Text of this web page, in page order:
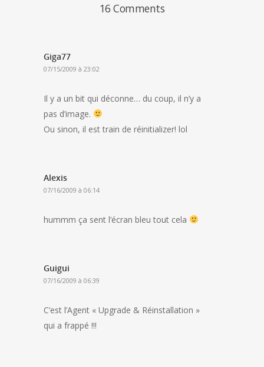
16 Comments
Giga77
07/15/2009 à 23:02
Il y a un bit qui déconne… du coup, il n’y a
pas d’image.
Ou sinon, il est train de réinitializer! lol
Alexis
07/16/2009 à 06:14
hummm ça sent l’écran bleu tout cela
Guigui
07/16/2009 à 06:39
C’est l’Agent « Upgrade & Réinstallation »
qui a frappé !!!